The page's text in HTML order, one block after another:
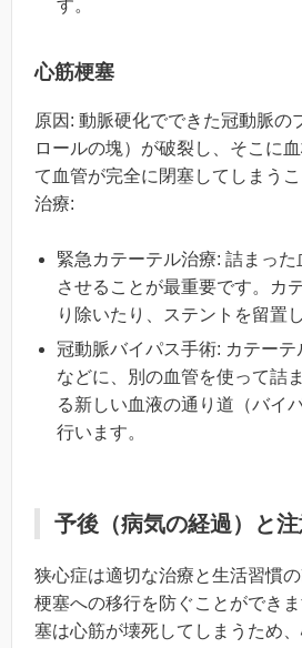
す。
心筋梗塞
原因: 動脈硬化でできた冠動脈の
ロールの塊）が破裂し、そこに
て血管が完全に閉塞してしまうこ
治療:
緊急カテーテル治療: 詰まっ
させることが最重要です。カ
り除いたり、ステントを留置
冠動脈バイパス手術: カテー
などに、別の血管を使って詰
る新しい血液の通り道（バイ
行います。
予後（病気の経過）と
狭心症は適切な治療と生活習慣
梗塞への移行を防ぐことができ
塞は心筋が壊死してしまうため